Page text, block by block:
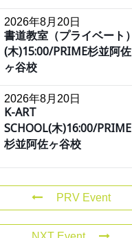
2026年8月20日
書道教室（プライベート）
(木)15:00/PRIME杉並阿佐
ヶ谷校
2026年8月20日
K-ART
SCHOOL(木)16:00/PRIME
杉並阿佐ヶ谷校
PRV Event